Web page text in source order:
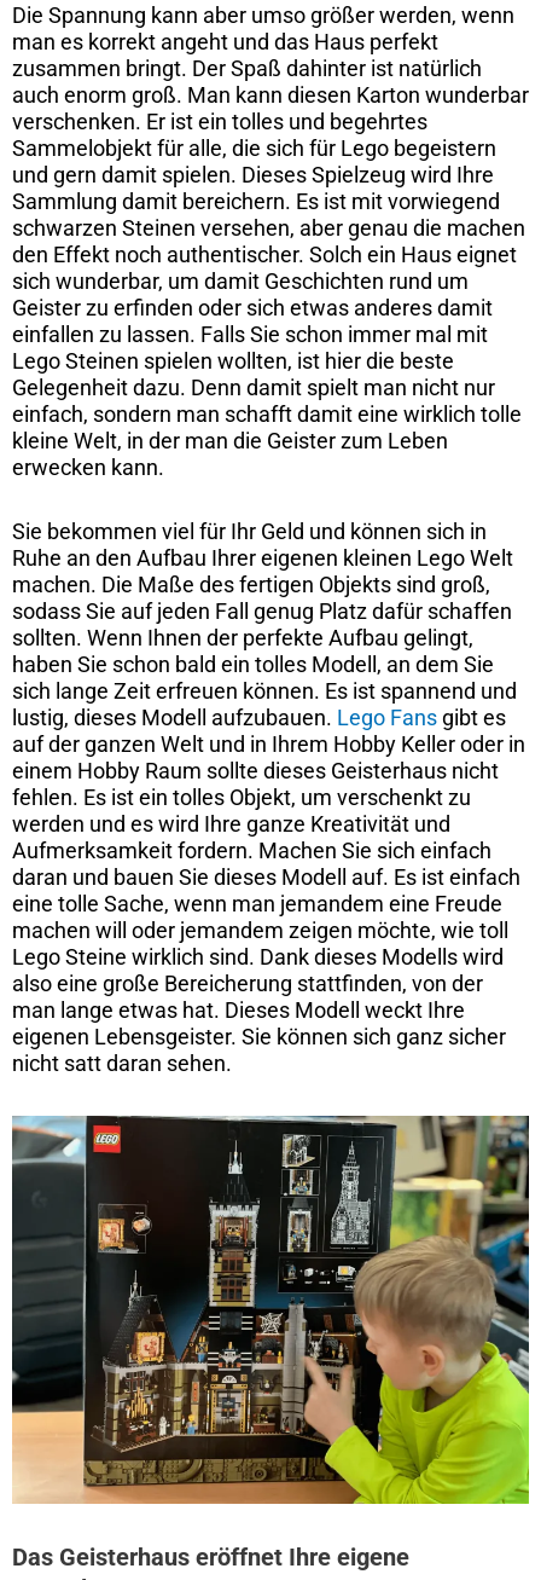
Die Spannung kann aber umso größer werden, wenn
man es korrekt angeht und das Haus perfekt
zusammen bringt. Der Spaß dahinter ist natürlich
auch enorm groß. Man kann diesen Karton wunderbar
verschenken. Er ist ein tolles und begehrtes
Sammelobjekt für alle, die sich für Lego begeistern
und gern damit spielen. Dieses Spielzeug wird Ihre
Sammlung damit bereichern. Es ist mit vorwiegend
schwarzen Steinen versehen, aber genau die machen
den Effekt noch authentischer. Solch ein Haus eignet
sich wunderbar, um damit Geschichten rund um
Geister zu erfinden oder sich etwas anderes damit
einfallen zu lassen. Falls Sie schon immer mal mit
Lego Steinen spielen wollten, ist hier die beste
Gelegenheit dazu. Denn damit spielt man nicht nur
einfach, sondern man schafft damit eine wirklich tolle
kleine Welt, in der man die Geister zum Leben
erwecken kann.
Sie bekommen viel für Ihr Geld und können sich in
Ruhe an den Aufbau Ihrer eigenen kleinen Lego Welt
machen. Die Maße des fertigen Objekts sind groß,
sodass Sie auf jeden Fall genug Platz dafür schaffen
sollten. Wenn Ihnen der perfekte Aufbau gelingt,
haben Sie schon bald ein tolles Modell, an dem Sie
sich lange Zeit erfreuen können. Es ist spannend und
lustig, dieses Modell aufzubauen. Lego Fans gibt es
auf der ganzen Welt und in Ihrem Hobby Keller oder in
einem Hobby Raum sollte dieses Geisterhaus nicht
fehlen. Es ist ein tolles Objekt, um verschenkt zu
werden und es wird Ihre ganze Kreativität und
Aufmerksamkeit fordern. Machen Sie sich einfach
daran und bauen Sie dieses Modell auf. Es ist einfach
eine tolle Sache, wenn man jemandem eine Freude
machen will oder jemandem zeigen möchte, wie toll
Lego Steine wirklich sind. Dank dieses Modells wird
also eine große Bereicherung stattfinden, von der
man lange etwas hat. Dieses Modell weckt Ihre
eigenen Lebensgeister. Sie können sich ganz sicher
nicht satt daran sehen.
Das Geisterhaus eröffnet Ihre eigene